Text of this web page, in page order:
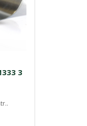
3